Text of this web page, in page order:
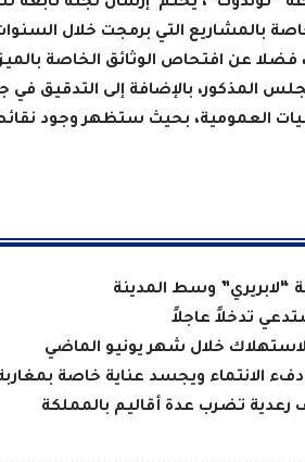
بالمشاريع التي برمجت خلال
عن افتحاص الوثائق الخاصة
المذكور، بالإضافة إلى التدقيق في
العمومية، بحيث ستظهر وجود
“لابريري” وسط المدينة
تدخلاً عاجلاً
خلال شهر يونيو الماضي
الانتماء ويجسد عناية خاصة